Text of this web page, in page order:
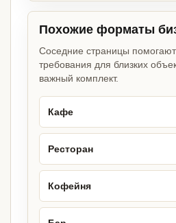
Похожие форматы
Соседние страницы
требования для близких
важный комплект.
Кафе
Ресторан
Кофейня